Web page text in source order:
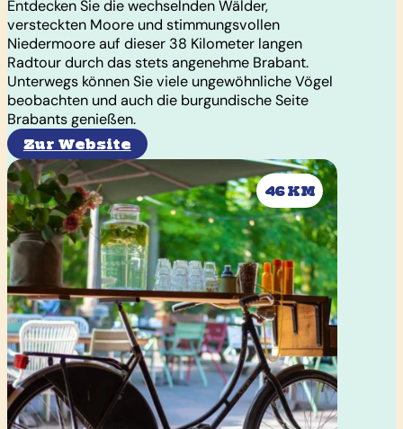
Entdecken Sie die wechselnden Wälder,
versteckten Moore und stimmungsvollen
Niedermoore auf dieser 38 Kilometer langen
Radtour durch das stets angenehme Brabant.
Unterwegs können Sie viele ungewöhnliche Vögel
beobachten und auch die burgundische Seite
Brabants genießen.
Zur Website
46 KM